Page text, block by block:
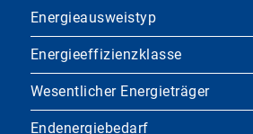
Energieausweistyp
Energieeffizienzklasse
Wesentlicher Energieträger
Endenergiebedarf